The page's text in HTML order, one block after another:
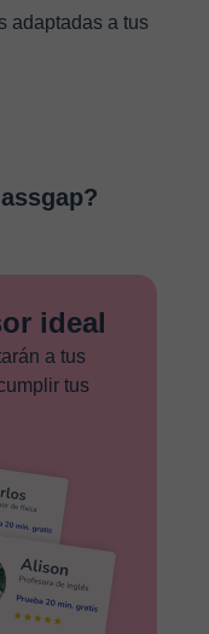
adaptadas a tus
ideal
a tus
tus